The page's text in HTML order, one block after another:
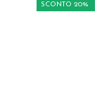
SCONTO 20%